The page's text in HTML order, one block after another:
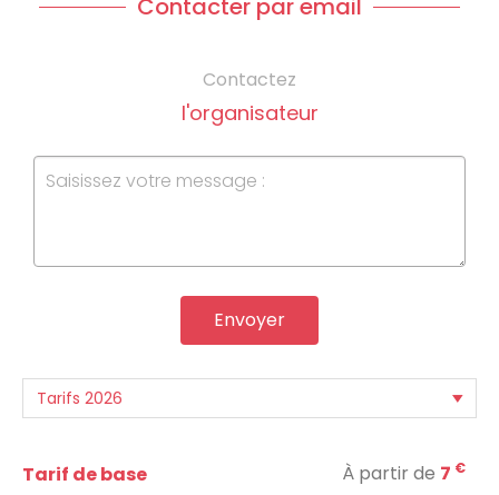
Contactez
l'organisateur
Envoyer
Tarif de base À partir de 7 €